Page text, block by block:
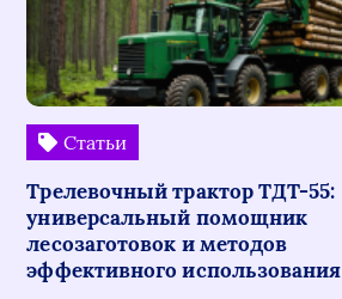
Статьи
Трелевочный трактор ТДТ-55:
универсальный помощник
лесозаготовок и методов
эффективного использования